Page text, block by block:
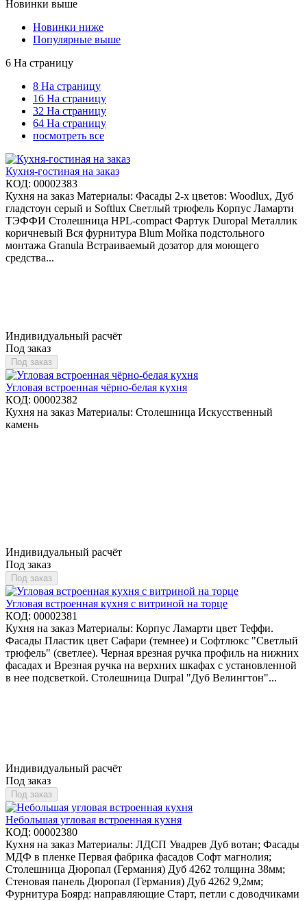
Новинки выше
Новинки ниже
Популярные выше
6 На страницу
8 На страницу
16 На страницу
32 На страницу
64 На страницу
посмотреть все
Кухня-гостиная на заказ
КОД: 00002383
Кухня на заказ Материалы: Фасады 2-х цветов: Woodlux, Дуб
гладстоун серый и Softlux Светлый трюфель Корпус Ламарти
ТЭФФИ Столешница HPL-compact Фартук Duropal Металлик
коричневый Вся фурнитура Blum Мойка подстольного
монтажа Granula Встраиваемый дозатор для моющего
средства...
Индивидуальный расчёт
Под заказ
Под заказ
Угловая встроенная чёрно-белая кухня
КОД: 00002382
Кухня на заказ Материалы: Столешница Искусственный
камень
Индивидуальный расчёт
Под заказ
Под заказ
Угловая встроенная кухня с витриной на торце
КОД: 00002381
Кухня на заказ Материалы: Корпус Ламарти цвет Теффи.
Фасады Пластик цвет Сафари (темнее) и Софтлюкс "Светлый
трюфель" (светлее). Черная врезная ручка профиль на нижних
фасадах и Врезная ручка на верхних шкафах с установленной
в нее подсветкой. Столешница Durpal "Дуб Велингтон"...
Индивидуальный расчёт
Под заказ
Под заказ
Небольшая угловая встроенная кухня
КОД: 00002380
Кухня на заказ Материалы: ЛДСП Увадрев Дуб вотан; Фасады
МДФ в пленке Первая фабрика фасадов Софт магнолия;
Столешница Дюропал (Германия) Дуб 4262 толщина 38мм;
Стеновая панель Дюропал (Германия) Дуб 4262 9,2мм;
Фурнитура Боярд: направляющие Старт, петли с доводчиками